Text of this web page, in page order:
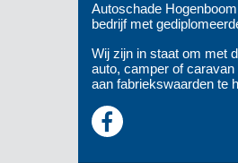
Autoschade
bedrijf met
Wij zijn in staat om met
auto, camper of
aan fabriekswaarden te